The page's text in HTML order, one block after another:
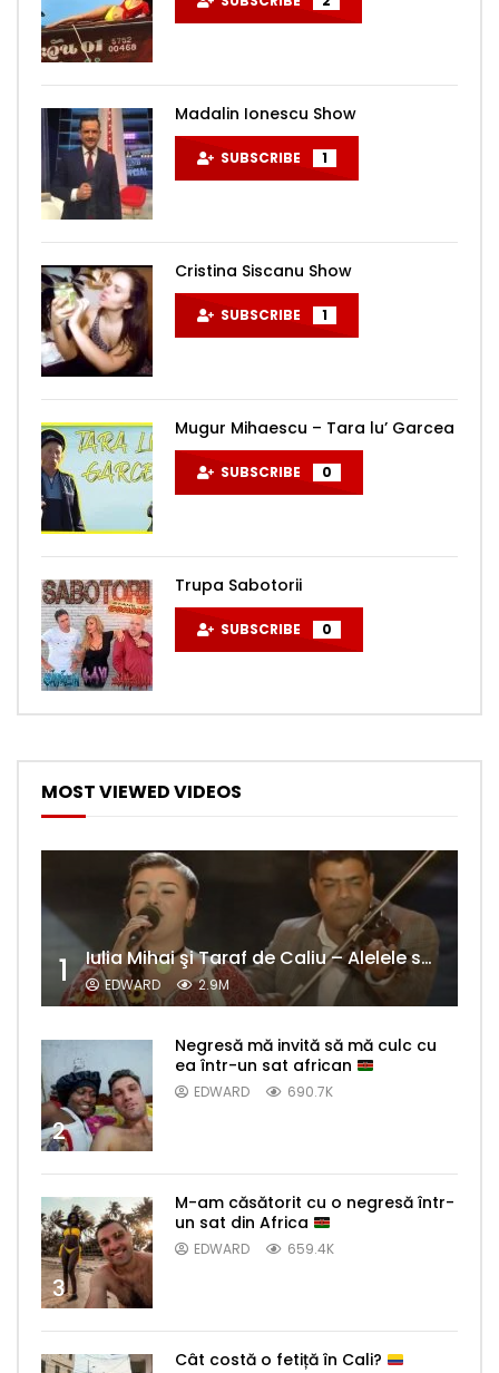
Madalin Ionescu Show
SUBSCRIBE 1
Cristina Siscanu Show
SUBSCRIBE 1
Mugur Mihaescu – Tara lu’ Garcea
SUBSCRIBE 0
Trupa Sabotorii
SUBSCRIBE 0
MOST VIEWED VIDEOS
1 Iulia Mihai şi Taraf de Caliu – Alelele sălcioară (@#VedetaPopulară)
EDWARD 2.9M
2
Negresă mă invită să mă culc cu
ea într-un sat african
EDWARD 690.7K
3
M-am căsătorit cu o negresă într-
un sat din Africa
EDWARD 659.4K
Cât costă o fetiță în Cali?